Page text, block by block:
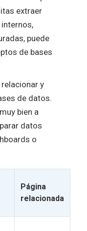
extraer
puede
de bases
y
de datos.
bien a
datos
o
Página
relacionada